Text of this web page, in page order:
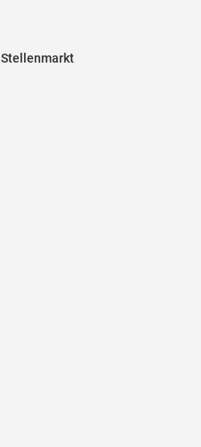
Stellenmarkt